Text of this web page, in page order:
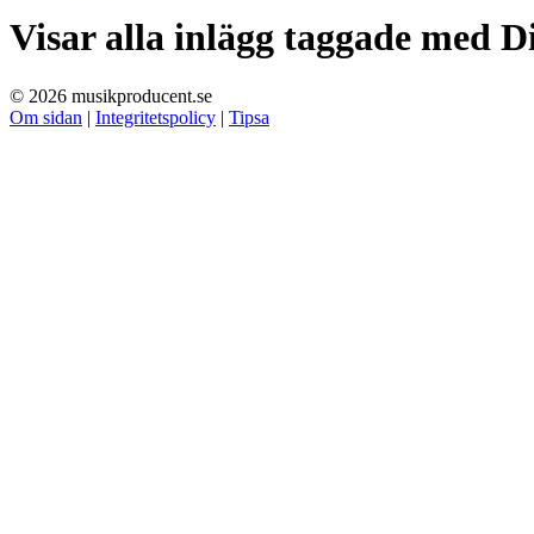
Visar alla inlägg taggade med
© 2026 musikproducent.se
Om sidan | Integritetspolicy | Tipsa